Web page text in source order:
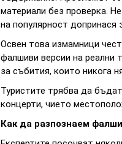
материали без проверка.
на популярност допринася
Освен това измамници
фалшиви версии на реални
за събития, които никога
Туристите трябва да
концерти, чието
Как да разпознаем